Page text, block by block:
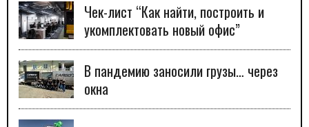
Чек-лист “Как найти, построить и
укомплектовать новый офис”
В пандемию заносили грузы… через
окна